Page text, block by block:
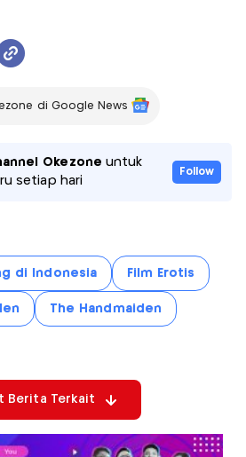
di Google News
Okezone untuk
setiap hari
Follow
di Indonesia Film Erotis
The Handmaiden
Berita Terkait